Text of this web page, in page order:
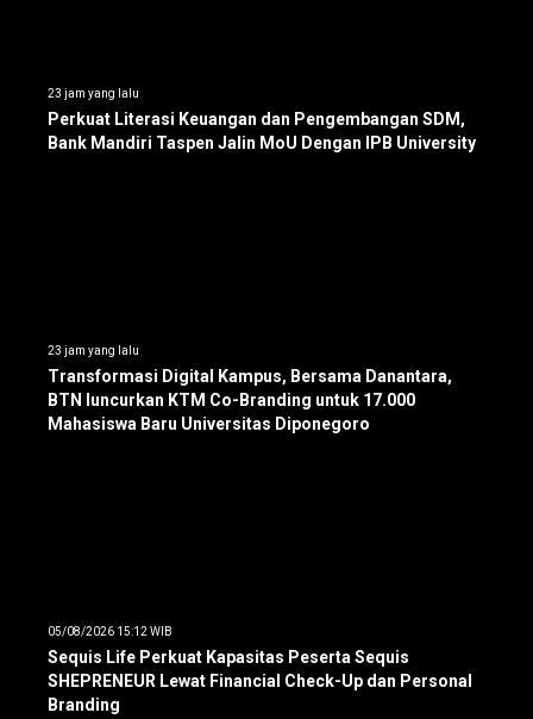
23 jam yang lalu
Perkuat Literasi Keuangan dan Pengembangan SDM,
Bank Mandiri Taspen Jalin MoU Dengan IPB University
23 jam yang lalu
Transformasi Digital Kampus, Bersama Danantara,
BTN luncurkan KTM Co-Branding untuk 17.000
Mahasiswa Baru Universitas Diponegoro
05/08/2026 15:12 WIB
Sequis Life Perkuat Kapasitas Peserta Sequis
SHEPRENEUR Lewat Financial Check-Up dan Personal
Branding